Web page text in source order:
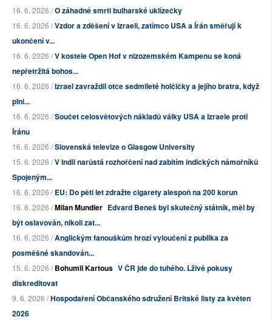
16. 6. 2026 /O záhadné smrti bulharské uklízečky
16. 6. 2026 /Vzdor a zděšení v Izraeli, zatímco USA a Írán směřují k
ukončení v...
16. 6. 2026 /V kostele Open Hof v nizozemském Kampenu se koná
nepřetržitá bohos...
16. 6. 2026 /Izrael zavraždil otce sedmileté holčičky a jejího bratra, když
plni...
16. 6. 2026 /Součet celosvětových nákladů války USA a Izraele proti
Íránu
16. 6. 2026 /Slovenská televize o Glasgow University
15. 6. 2026 /V Indii narůstá rozhořčení nad zabitím indických námořníků
Spojeným...
16. 6. 2026 /EU: Do pěti let zdražte cigarety alespoň na 200 korun
16. 6. 2026 /Milan Mundier Edvard Beneš byl skutečný státník, měl by
být oslavován, nikoli zat...
16. 6. 2026 /Anglickým fanouškům hrozí vyloučení z publika za
posměšné skandován...
15. 6. 2026 /Bohumil Kartous V ČR jde do tuhého. Lživé pokusy
diskreditovat
9. 6. 2026 /Hospodaření Občanského sdružení Britské listy za květen
2026